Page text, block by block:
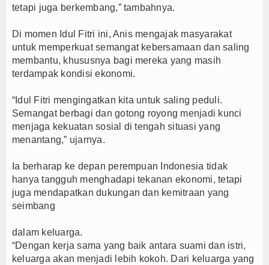
tetapi juga berkembang,” tambahnya.
Di momen Idul Fitri ini, Anis mengajak masyarakat
untuk memperkuat semangat kebersamaan dan saling
membantu, khususnya bagi mereka yang masih
terdampak kondisi ekonomi.
“Idul Fitri mengingatkan kita untuk saling peduli.
Semangat berbagi dan gotong royong menjadi kunci
menjaga kekuatan sosial di tengah situasi yang
menantang,” ujarnya.
Ia berharap ke depan perempuan Indonesia tidak
hanya tangguh menghadapi tekanan ekonomi, tetapi
juga mendapatkan dukungan dan kemitraan yang
seimbang
dalam keluarga.
“Dengan kerja sama yang baik antara suami dan istri,
keluarga akan menjadi lebih kokoh. Dari keluarga yang